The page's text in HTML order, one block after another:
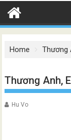
Home Thương
Thương Anh,
Hu Vo